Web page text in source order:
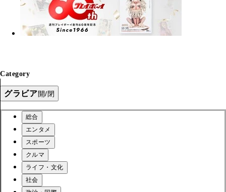
Category
グラビア開/閉
総合
エンタメ
スポーツ
クルマ
ライフ・文化
社会